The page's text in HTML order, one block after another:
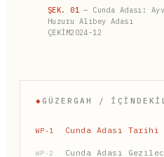
ŞEK. 01 — Cunda Adası:
Huzuru Alibey Adası
ÇEKİM2024-12
◆ GÜZERGAH /
WP-1 Cunda Adası Tarihi
WP-2 Cunda Adası